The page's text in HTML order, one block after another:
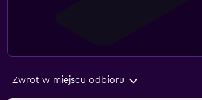
Zwrot w miejscu odbioru